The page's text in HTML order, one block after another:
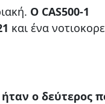
Ο CAS500-1
και ένα
ήταν ο δεύτερος